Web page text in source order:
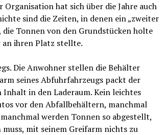
hat sich über die Jahre auch
sind die Zeiten, in denen ein „zweiter
Tonnen von den Grundstücken holte
an ihren Platz stellte.
Die Anwohner stellen die Behälter
seines Abfuhrfahrzeugs packt der
in den Laderaum. Kein leichtes
vor den Abfallbehältern, manchmal
werden Tonnen so abgestellt,
mit seinem Greifarm nichts zu